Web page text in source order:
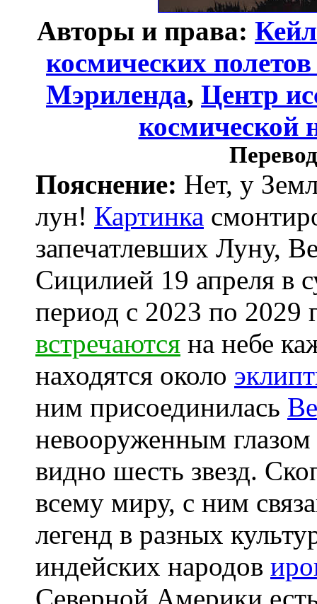
Авторы и права:
космических
Мэриленда, Центр
космической
Пояснение: Нет, у
лун! Картинка
запечатлевших Луну,
Сицилией 19 апреля в
период с 2023 по
встречаются на небе
находятся около
ним присоединилась
невооруженным
видно шесть звезд.
всему миру, с ним
легенд в разных
индейских народов